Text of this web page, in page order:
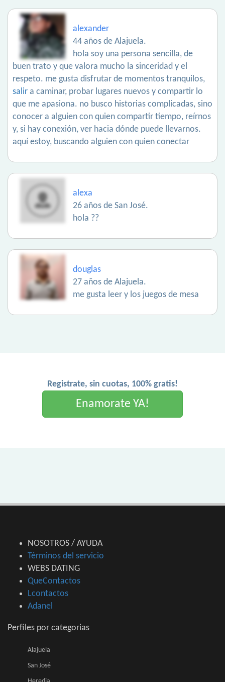
alexander
44 años de Alajuela.
hola soy una persona sencilla, de
buen trato y que valora mucho la sinceridad y el
respeto. me gusta disfrutar de momentos tranquilos,
salir a caminar, probar lugares nuevos y compartir lo
que me apasiona. no busco historias complicadas, sino
conocer a alguien con quien compartir tiempo, reírnos
y, si hay conexión, ver hacia dónde puede llevarnos.
aquí estoy, buscando alguien con quien conectar
alexa
26 años de San José.
hola ??
douglas
27 años de Alajuela.
me gusta leer y los juegos de mesa
Registrate, sin cuotas, 100% gratis!
Enamorate YA!
NOSOTROS / AYUDA
Términos del servicio
WEBS DATING
QueContactos
Lcontactos
Adanel
Perfiles por categorias
Alajuela
San José